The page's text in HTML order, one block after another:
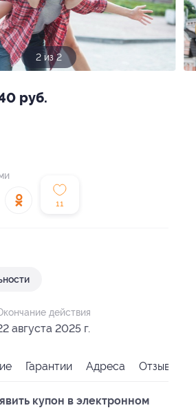
1 из 2
руб.
11
действия
августа 2025 г.
Гарантии Адреса Отзывы
купон в электронном